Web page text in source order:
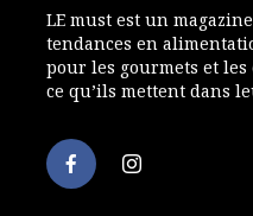
LE must est un
tendances en
pour les gourmets et
ce qu’ils mettent dans